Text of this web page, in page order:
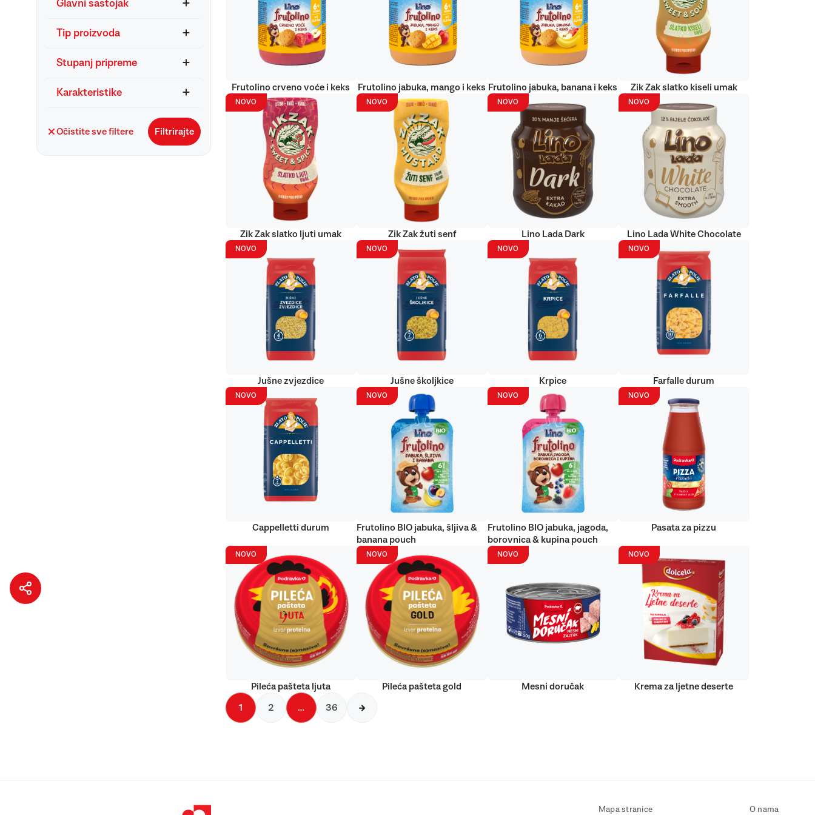
Glavni sastojak
Tip proizvoda
Stupanj pripreme
Karakteristike
Očistite sve filtere Filtrirajte
Frutolino crveno voće i keks Frutolino jabuka, mango i keks Frutolino jabuka, banana i keks Zik Zak slatko kiseli umak
NOVO
Zik Zak slatko ljuti umak
NOVO
Zik Zak žuti senf
NOVO
Lino Lada Dark
NOVO
Lino Lada White Chocolate
NOVO
Jušne zvjezdice
NOVO
Jušne školjkice
NOVO
Krpice
NOVO
Farfalle durum
NOVO
Cappelletti durum
NOVO
Frutolino BIO jabuka, šljiva &
banana pouch
NOVO
Frutolino BIO jabuka, jagoda,
borovnica & kupina pouch
NOVO
Pasata za pizzu
NOVO
Pileća pašteta ljuta
NOVO
Pileća pašteta gold
NOVO
Mesni doručak
NOVO
Krema za ljetne deserte
1 2 … 36
Mapa stranice O nama